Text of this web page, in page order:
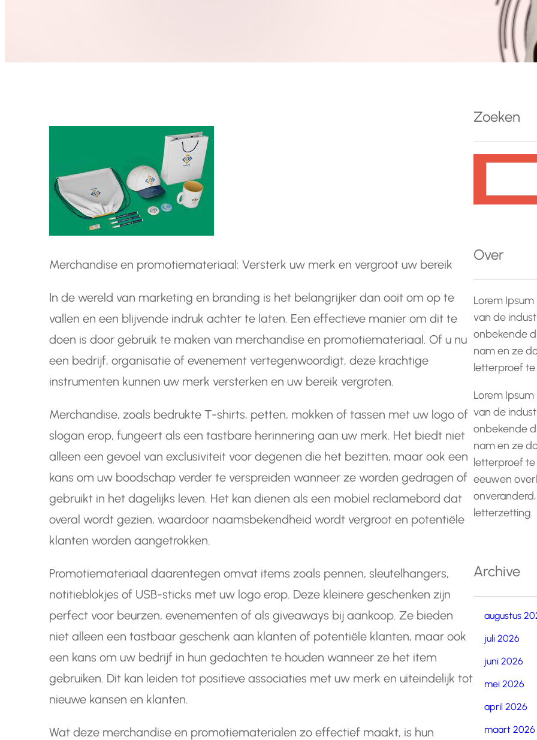
Merchandise en promotiemateriaal: Versterk uw merk en vergroot uw bereik
In de wereld van marketing en branding is het belangrijker dan ooit om op te
vallen en een blijvende indruk achter te laten. Een effectieve manier om dit te
doen is door gebruik te maken van merchandise en promotiemateriaal. Of u nu
een bedrijf, organisatie of evenement vertegenwoordigt, deze krachtige
instrumenten kunnen uw merk versterken en uw bereik vergroten.
Merchandise, zoals bedrukte T-shirts, petten, mokken of tassen met uw logo of
slogan erop, fungeert als een tastbare herinnering aan uw merk. Het biedt niet
alleen een gevoel van exclusiviteit voor degenen die het bezitten, maar ook een
kans om uw boodschap verder te verspreiden wanneer ze worden gedragen of
gebruikt in het dagelijks leven. Het kan dienen als een mobiel reclamebord dat
overal wordt gezien, waardoor naamsbekendheid wordt vergroot en potentiële
klanten worden aangetrokken.
Promotiemateriaal daarentegen omvat items zoals pennen, sleutelhangers,
notitieblokjes of USB-sticks met uw logo erop. Deze kleinere geschenken zijn
perfect voor beurzen, evenementen of als giveaways bij aankoop. Ze bieden
niet alleen een tastbaar geschenk aan klanten of potentiële klanten, maar ook
een kans om uw bedrijf in hun gedachten te houden wanneer ze het item
gebruiken. Dit kan leiden tot positieve associaties met uw merk en uiteindelijk tot
nieuwe kansen en klanten.
Wat deze merchandise en promotiematerialen zo effectief maakt, is hun
Zoeken
Over
Lorem
van de
onbekende
nam en ze
letterproef te
Lorem
van de
onbekende
nam en ze
letterproef te
eeuwen
letterzetting.
Archive
augustus
juli 2026
juni 2026
mei 2026
april 2026
maart 2026